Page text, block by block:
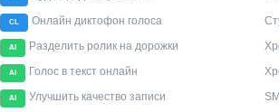
CL Онлайн диктофон голоса
AI Разделить ролик на дорожки
AI Голос в текст онлайн
AI Улучшить качество записи